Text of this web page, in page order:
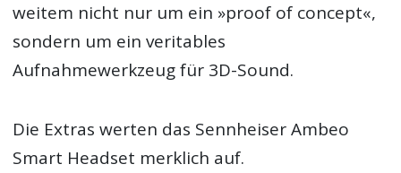
weitem nicht nur um ein »proof of concept«,
sondern um ein veritables
Aufnahmewerkzeug für 3D-Sound.
Die Extras werten das Sennheiser Ambeo
Smart Headset merklich auf.